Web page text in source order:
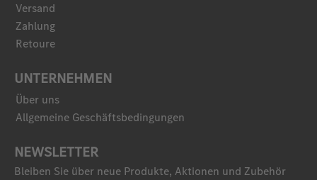
Versand
Zahlung
Retoure
UNTERNEHMEN
Über uns
Allgemeine Geschäftsbedingungen
NEWSLETTER
Bleiben Sie über neue Produkte, Aktionen und Zubehör